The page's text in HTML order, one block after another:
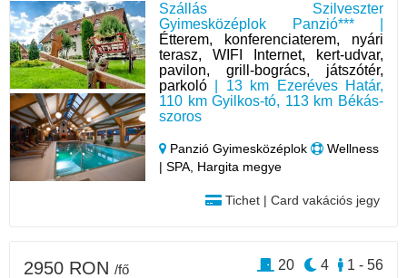
Szállás Szilveszter
Gyimesközéplok Panzió*** |
Étterem, konferenciaterem, nyári
terasz, WIFI Internet, kert-udvar,
pavilon, grill-bogrács, játszótér,
parkoló | 13 km Ezeréves Határ,
110 km Gyilkos-tó, 113 km Békás-
szoros
Panzió Gyimesközéplok
Wellness
| SPA, Hargita megye
Tichet | Card vakációs jegy
2950 RON /fő 1 - 56
4
20